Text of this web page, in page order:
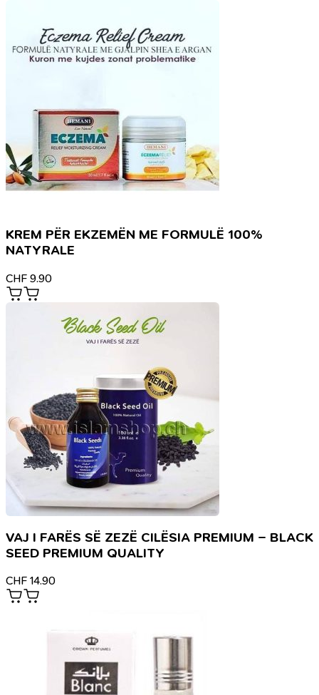
KREM PËR EKZEMËN ME FORMULË 100%
NATYRALE
CHF 9.90
VAJ I FARËS SË ZEZË CILËSIA PREMIUM – BLACK
SEED PREMIUM QUALITY
CHF 14.90